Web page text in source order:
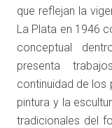
que reflejan la
La Plata en 1946
conceptual
presenta
continuidad de los
pintura y la
tradicionales del